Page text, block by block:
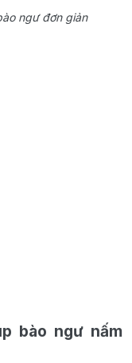
ngư đơn giản
bào ngư nấm